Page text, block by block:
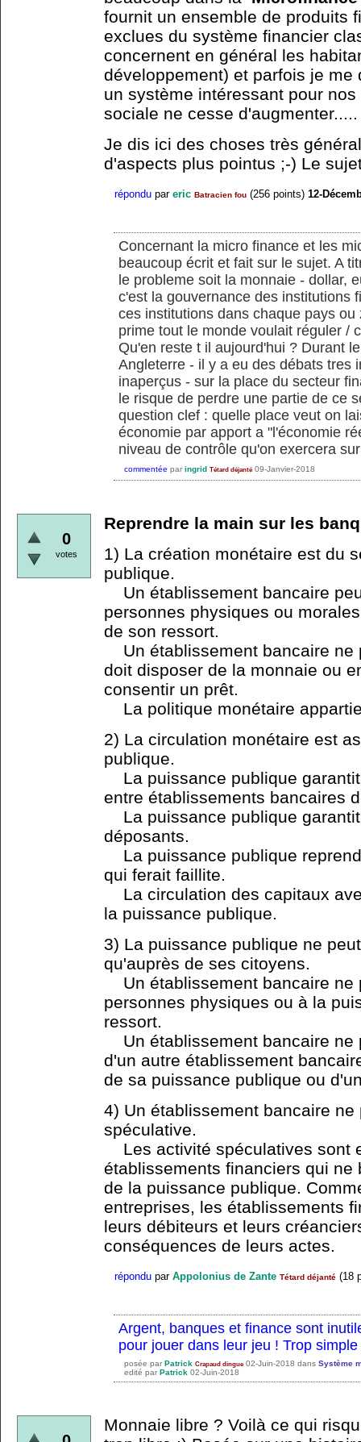
fournit un ensemble de produits
exclues du système financier
concernent en général les
développement) et parfois je
un système intéressant pour
sociale ne cesse d'augmenter.....
Je dis ici des choses très
d'aspects plus pointus ;-) Le
répondu par eric Batracien fou (256 points) 12-
Concernant la micro finance et les
beaucoup écrit et fait sur le sujet. A
le probleme soit la monnaie - dollar,
c'est la gouvernance des institutions
ces institutions dans chaque pays
prime tout le monde voulait réguler /
Qu'en reste t il aujourd'hui ? Durant
Angleterre - il y a eu des débats tres
inaperçus - sur la place du secteur
le risque de perdre une partie de ce
question clef : quelle place veut on
économie par apport a "l'économie
niveau de contrôle qu'on exercera
commentée par ingrid Tétard déjanté 09-Janvier-2018
0
votes
Reprendre la main sur les
1) La création monétaire est du
publique.
Un établissement bancaire
personnes physiques ou
de son ressort.
Un établissement bancaire ne
doit disposer de la monnaie ou
consentir un prêt.
La politique monétaire
2) La circulation monétaire est
publique.
La puissance publique
entre établissements bancaires
La puissance publique
déposants.
La puissance publique
qui ferait faillite.
La circulation des capitaux
la puissance publique.
3) La puissance publique ne
qu'auprès de ses citoyens.
Un établissement bancaire ne
personnes physiques ou à la
ressort.
Un établissement bancaire ne
d'un autre établissement
de sa puissance publique ou
4) Un établissement bancaire
spéculative.
Les activité spéculatives sont
établissements financiers qui
de la puissance publique.
entreprises, les établissements
leurs débiteurs et leurs
conséquences de leurs actes.
répondu par Appolonius de Zante Tétard déjanté (18
Argent, banques et finance sont
pour jouer dans leur jeu ! Trop simple
posée par Patrick Crapaud dingue 02-Juin-2018 dans Système
edité par Patrick 02-Juin-2018
Monnaie libre ? Voilà ce qui